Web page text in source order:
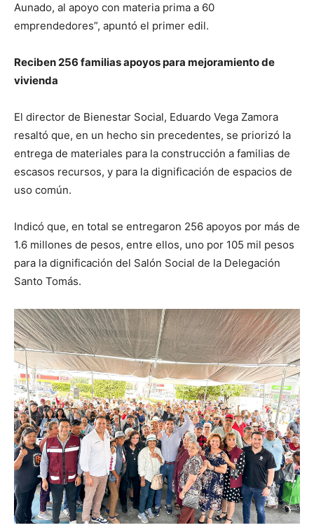
Aunado, al apoyo con materia prima a 60
emprendedores”, apuntó el primer edil.
Reciben 256 familias apoyos para mejoramiento de
vivienda
El director de Bienestar Social, Eduardo Vega Zamora
resaltó que, en un hecho sin precedentes, se priorizó la
entrega de materiales para la construcción a familias de
escasos recursos, y para la dignificación de espacios de
uso común.
Indicó que, en total se entregaron 256 apoyos por más de
1.6 millones de pesos, entre ellos, uno por 105 mil pesos
para la dignificación del Salón Social de la Delegación
Santo Tomás.